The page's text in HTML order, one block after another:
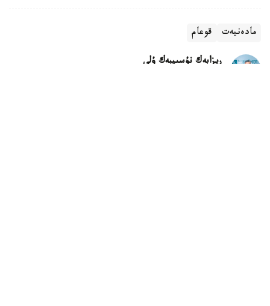
مادەنيەت قوعام
ريزابەك نۇسىپبەك ۇلى